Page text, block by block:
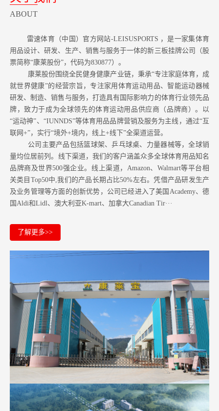
ABOUT
雷速体育（中国）官方网站-LEISUSPORTS ，是一家集体育
用品设计、研发、生产、销售与服务于一体的新三板挂牌公司（股
票简称“康莱股份”，代码为830877）。
康莱股份围绕全民健身健康产业链，秉承“专注家庭体育，成
就世界健康”的经营宗旨，专注家用体育运动用品、智能运动器械
研发、制造、销售与服务，打造具有国际影响力的体育行业领先品
牌，致力于成为全球领先的体育运动用品供应商（品牌商）。以
“运动神”、“IUNNDS”等体育用品品牌营销及服务为主线，通过“互
联网+”，实行“境外+境内，线上+线下”全渠道运营。
公司主要产品包括篮球架、乒乓球桌、力量器械等，全球销
量均位居前列。 线下渠道，我们的客户涵盖众多全球体育用品知名
品牌商及世界500强企业。 线上渠道，Amazon、Walmart等平台相
关类目Top50中,我们的产品长期占比50%左右。凭借产品研发生产
及业务管理等方面的创新优势，公司已经进入了美国Academy、德
国Aldi和Lidl、澳大利亚K-mart、加拿大Canadian Tir···
了解更多>>